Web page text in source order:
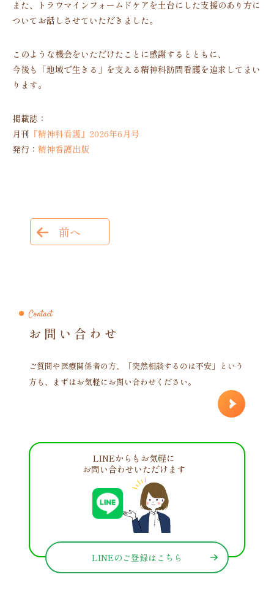
また、トラウマインフォームドケアを土台にした支援のあり方に
ついてお話しさせていただきました。
このような機会をいただけたことに感謝するとともに、
今後も「地域で生きる」を支える精神科訪問看護を追求してまい
ります。
掲載誌：
月刊 『精神科看護』2026年6月号
発行： 精神看護出版
前へ
Contact
お問い合わせ
ご質問や医療関係者の方、「突然相談するのは不安」という
方も、まずはお気軽にお問い合わせください。
LINEからもお気軽に
お問い合わせいただけます
LINEのご登録はこちら